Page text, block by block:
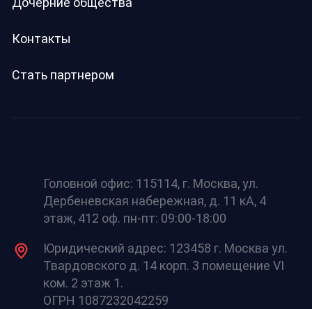
Контакты
Стать партнером
Головной офис: 115114, г. Москва, ул.
Дербеневская набережная, д. 11 кА, 4
этаж, 412 оф. пн-пт: 09:00-18:00
Юридический адрес: 123458 г. Москва ул.
Твардовского д. 14 корп. 3 помещение VI
ком. 2 этаж 1.
ОГРН 1087232042259